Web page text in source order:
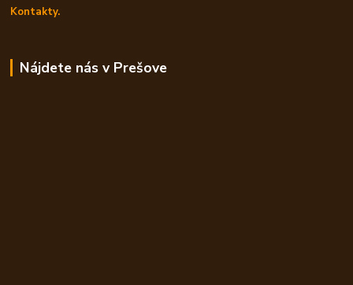
Kontakty.
Nájdete nás v Prešove